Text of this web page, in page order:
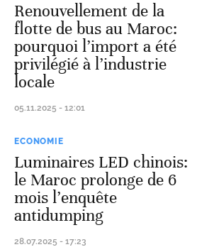
Renouvellement de la
flotte de bus au Maroc:
pourquoi l’import a été
privilégié à l’industrie
locale
05.11.2025 - 12:01
ECONOMIE
Luminaires LED chinois:
le Maroc prolonge de 6
mois l’enquête
antidumping
28.07.2025 - 17:23